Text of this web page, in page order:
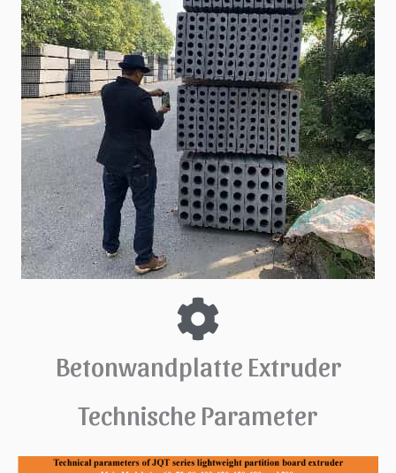
Betonwandplatte Extruder
Technische Parameter